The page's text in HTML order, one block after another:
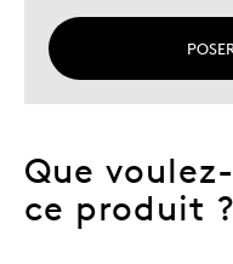
Que
ce produit ?